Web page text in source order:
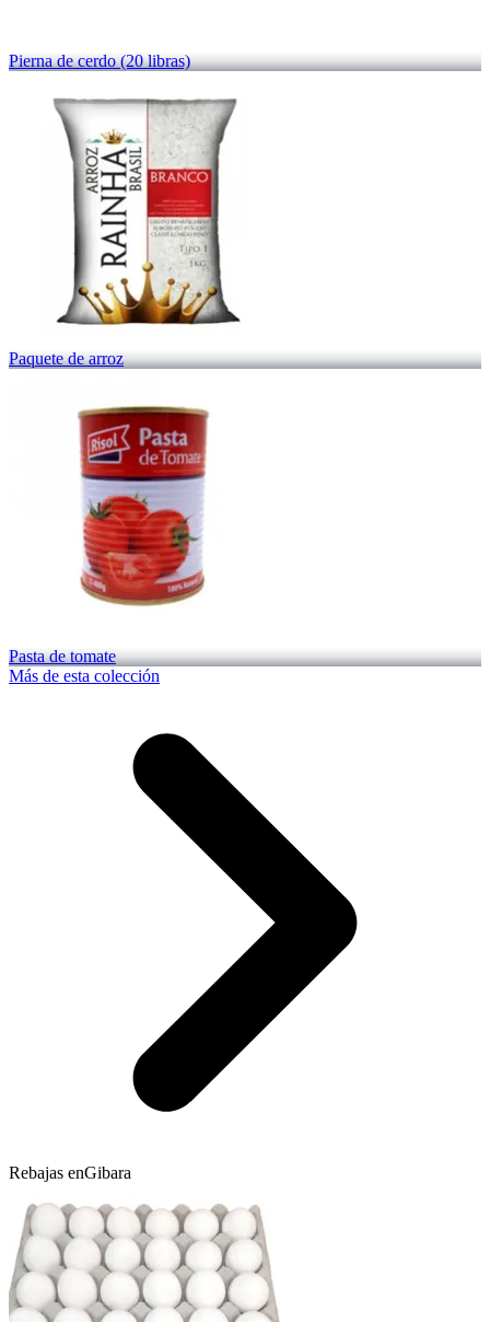
Pierna de cerdo (20 libras)
Paquete de arroz
Pasta de tomate
Más de esta colección
Rebajas enGibara